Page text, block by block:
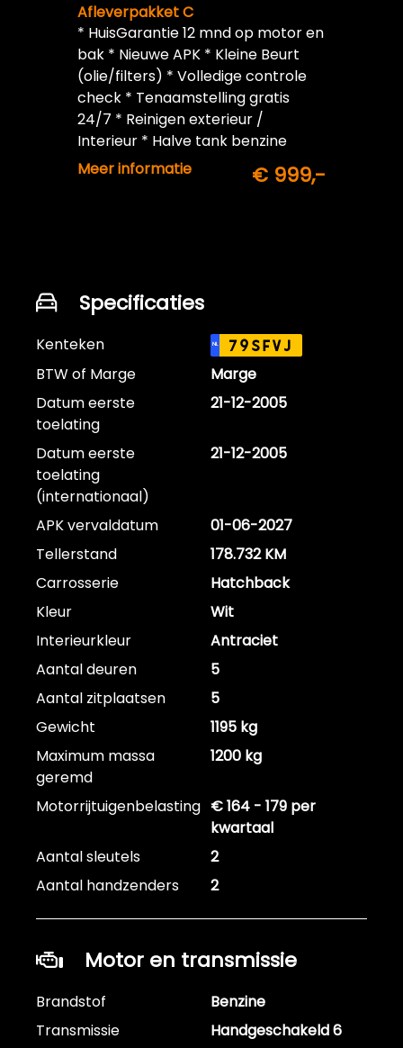
Afleverpakket C
* HuisGarantie 12 mnd op motor en
bak * Nieuwe APK * Kleine Beurt
(olie/filters) * Volledige controle
check * Tenaamstelling gratis
24/7 * Reinigen exterieur /
Interieur * Halve tank benzine
inbegrepen
Meer informatie € 999,-
Specificaties
Kenteken NL 79SFVJ
BTW of Marge
Marge
Datum eerste
toelating
21-12-2005
Datum eerste
toelating
(internationaal)
21-12-2005
APK vervaldatum
01-06-2027
Tellerstand
178.732 KM
Carrosserie
Hatchback
Kleur
Wit
Interieurkleur
Antraciet
Aantal deuren
5
Aantal zitplaatsen
5
Gewicht
1195 kg
Maximum massa
geremd
1200 kg
Motorrijtuigenbelasting € 164 - 179 per
kwartaal
Aantal sleutels
2
Aantal handzenders
2
Motor en transmissie
Brandstof
Benzine
Transmissie
Handgeschakeld 6